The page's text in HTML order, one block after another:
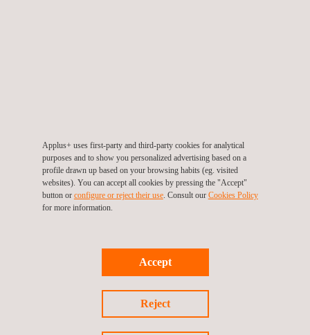
Inspektionen zur Einhaltung der Codes
Inspektionen durch Industriekletterer
Applus+ uses first-party and third-party cookies for analytical
purposes and to show you personalized advertising based on a
profile drawn up based on your browsing habits (eg. visited
websites). You can accept all cookies by pressing the "Accept"
button or configure or reject their use. Consult our Cookies Policy
for more information.
Accept
Reject